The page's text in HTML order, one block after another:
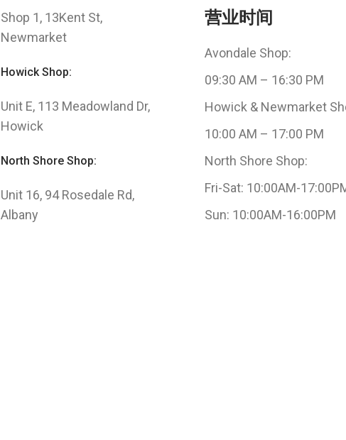
Shop 1, 13Kent St,
Newmarket
Howick Shop:
Unit E, 113 Meadowland Dr,
Howick
North Shore Shop:
Unit 16, 94 Rosedale Rd,
Albany
营业时间
Avondale Shop:
09:30 AM – 16:30 PM
Howick & Newmarket
10:00 AM – 17:00 PM
North Shore Shop:
Fri-Sat: 10:00AM-
Sun: 10:00AM-16:00PM